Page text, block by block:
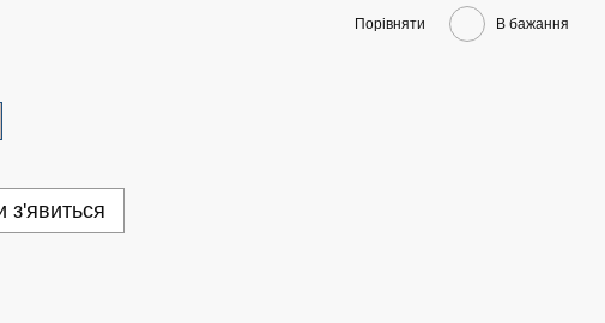
Порівняти В бажання
з'явиться